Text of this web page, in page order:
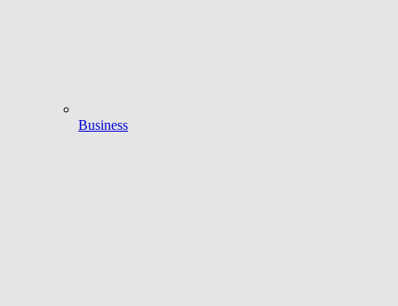
Business